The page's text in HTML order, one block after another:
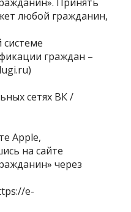
любой гражданин,
граждан –
сетях ВК /
Apple,
на сайте
через
e-